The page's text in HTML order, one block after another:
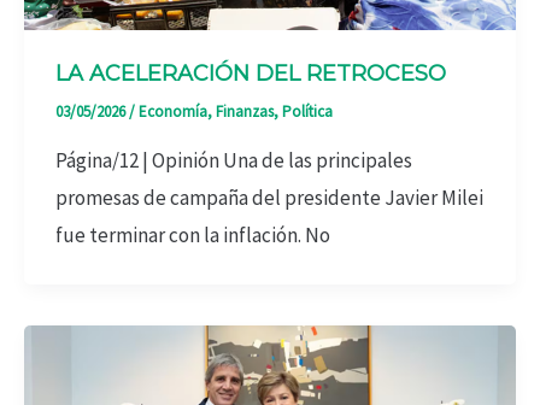
LA ACELERACIÓN DEL RETROCESO
03/05/2026/Economía,Finanzas,Política
Página/12 | Opinión Una de las principales
promesas de campaña del presidente Javier Milei
fue terminar con la inflación. No